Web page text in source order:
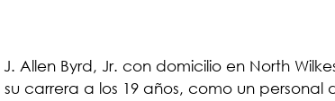
Allen Byrd, Jr. con domicilio en North
carrera a los 19 años, como un